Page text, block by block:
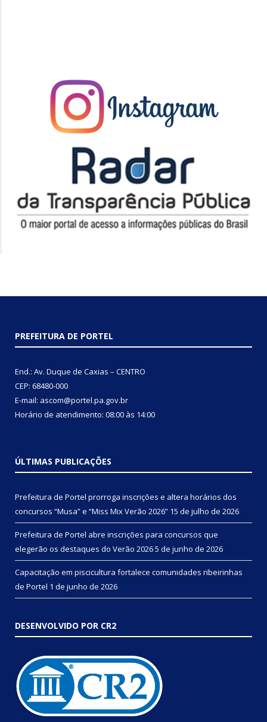
PREFEITURA DE PORTEL
End.: Av. Duque de Caxias – CENTRO
CEP: 68480-000
E-mail: ascom@portel.pa.gov.br
Horário de atendimento: 08:00 às 14:00
ÚLTIMAS PUBLICAÇÕES
Prefeitura de Portel prorroga inscrições e altera horários dos
concursos “Musa” e “Miss Mix Verão 2026” 15 de julho de 2026
Prefeitura de Portel abre inscrições para concursos que
elegerão os destaques do Verão 20265 de junho de 2026
Capacitação em piscicultura fortalece comunidades ribeirinhas
de Portel 1 de junho de 2026
DESENVOLVIDO POR CR2